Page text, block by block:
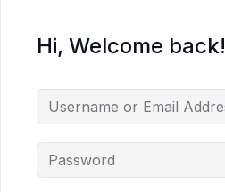
Hi, Welcome back!
Remember me